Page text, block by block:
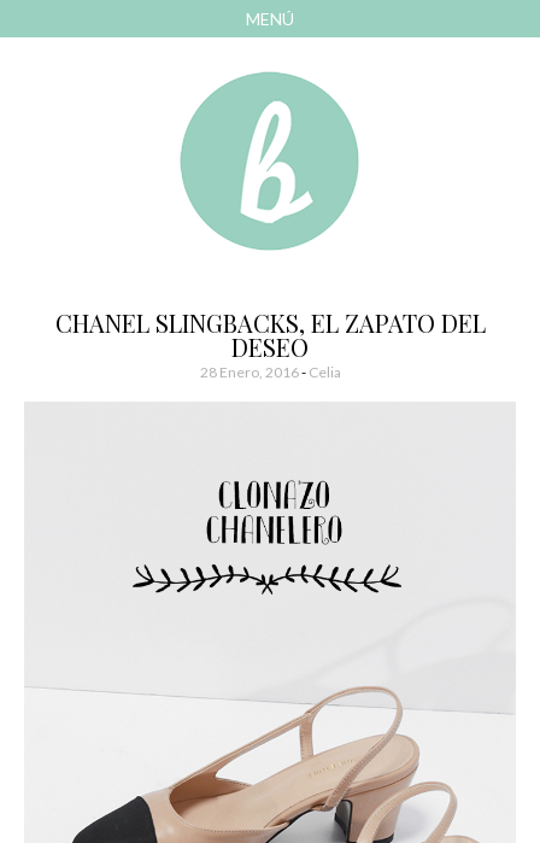
MENÚ
Bonitismos
CHANEL SLINGBACKS, EL ZAPATO DEL
DESEO
28 Enero, 2016- Celia